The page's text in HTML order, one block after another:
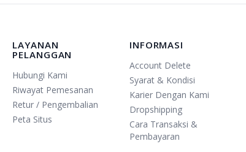
LAYANAN
PELANGGAN
Hubungi Kami
Riwayat Pemesanan
Retur / Pengembalian
Peta Situs
INFORMASI
Account Delete
Syarat & Kondisi
Karier Dengan Kami
Dropshipping
Cara Transaksi &
Pembayaran